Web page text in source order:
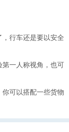
行车还是要以安全
一人称视角，也可
可以搭配一些货物